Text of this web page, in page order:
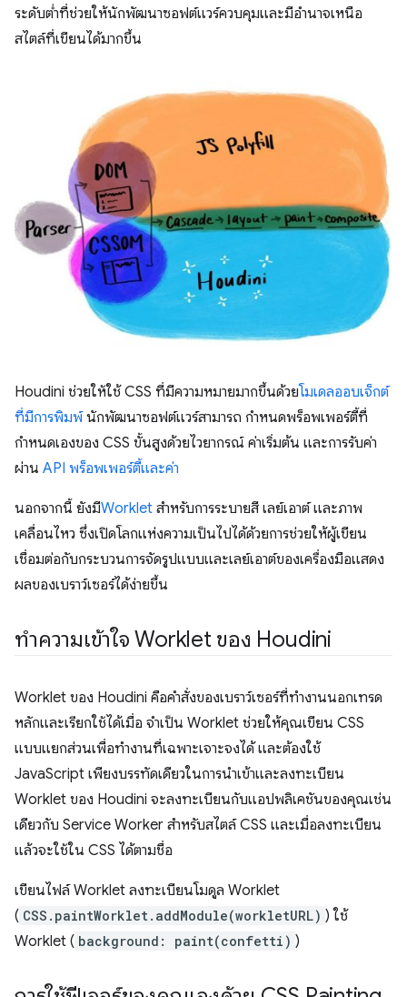
ระดับต่ำที่ช่วยให้นักพัฒนาซอฟต์แวร์ควบคุมและมีอำนาจเหนือ
สไตล์ที่เขียนได้มากขึ้น
Houdini ช่วยให้ใช้ CSS ที่มีความหมายมากขึ้นด้วยโมเดลออบเจ็กต์
ที่มีการพิมพ์นักพัฒนาซอฟต์แวร์สามารถ กำหนดพร็อพเพอร์ตี้ที่
กำหนดเองของ CSS ขั้นสูงด้วยไวยากรณ์ ค่าเริ่มต้น และการรับค่า
ผ่าน API พร็อพเพอร์ตี้และค่า
นอกจากนี้ ยังมีWorklet สำหรับการระบายสี เลย์เอาต์ และภาพ
เคลื่อนไหว ซึ่งเปิดโลกแห่งความเป็นไปได้ด้วยการช่วยให้ผู้เขียน
เชื่อมต่อกับกระบวนการจัดรูปแบบและเลย์เอาต์ของเครื่องมือแสดง
ผลของเบราว์เซอร์ได้ง่ายขึ้น
ทำความเข้าใจ Worklet ของ Houdini
Worklet ของ Houdini คือคำสั่งของเบราว์เซอร์ที่ทำงานนอกเทรด
หลักและเรียกใช้ได้เมื่อ จำเป็น Worklet ช่วยให้คุณเขียน CSS
แบบแยกส่วนเพื่อทำงานที่เฉพาะเจาะจงได้ และต้องใช้
JavaScript เพียงบรรทัดเดียวในการนำเข้าและลงทะเบียน
Worklet ของ Houdini จะลงทะเบียนกับแอปพลิเคชันของคุณเช่น
เดียวกับ Service Worker สำหรับสไตล์ CSS และเมื่อลงทะเบียน
แล้วจะใช้ใน CSS ได้ตามชื่อ
เขียนไฟล์ Worklet ลงทะเบียนโมดูล Worklet
( CSS.paintWorklet.addModule(workletURL) ) ใช้
Worklet ( background: paint(confetti) )